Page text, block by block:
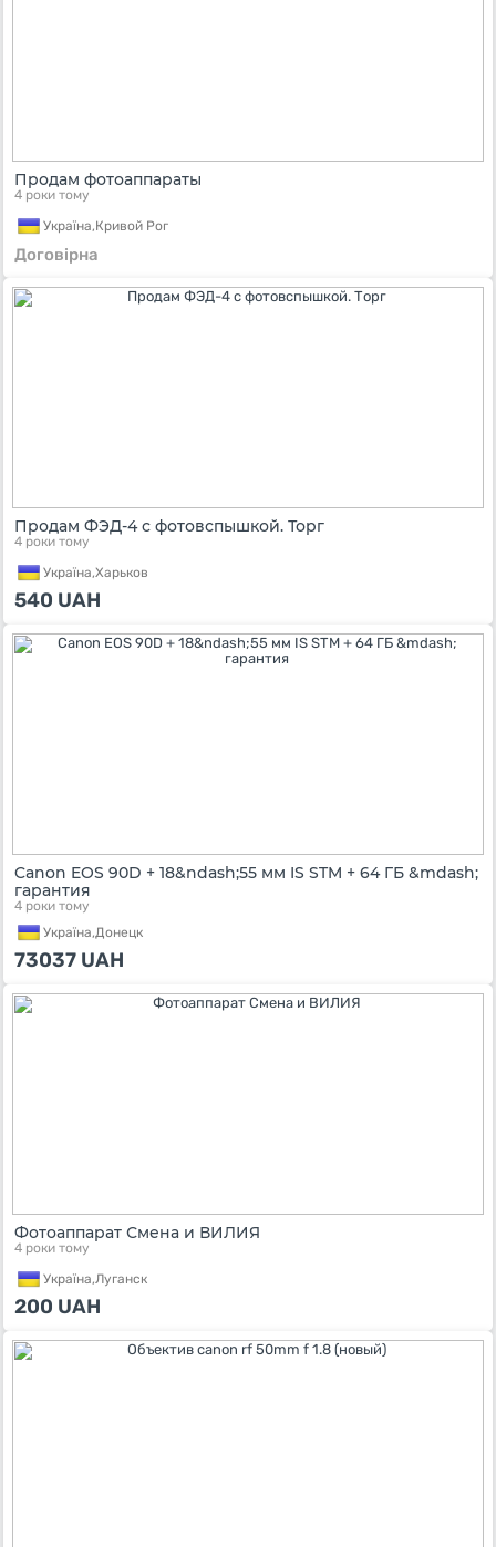
Продам фотоаппараты
4 роки тому
Україна,Кривой Рог
Договірна
Продам ФЭД-4 с фотовспышкой. Торг
4 роки тому
Україна,Харьков
540 UAH
Canon EOS 90D + 18&ndash;55 мм IS STM + 64 ГБ &mdash;
гарантия
4 роки тому
Україна,Донецк
73037 UAH
Фотоаппарат Смена и ВИЛИЯ
4 роки тому
Україна,Луганск
200 UAH